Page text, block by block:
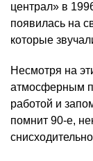
централ» в
появилась на
которые
Несмотря на
атмосферным
работой и
помнит 90-е,